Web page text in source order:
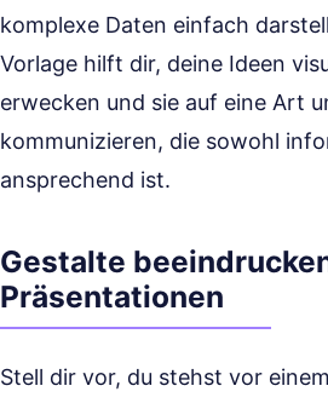
komplexe Daten einfach
Vorlage hilft dir, deine Ideen
erwecken und sie auf eine Art
kommunizieren, die sowohl
ansprechend ist.
Gestalte
Präsentationen
Stell dir vor, du stehst vor